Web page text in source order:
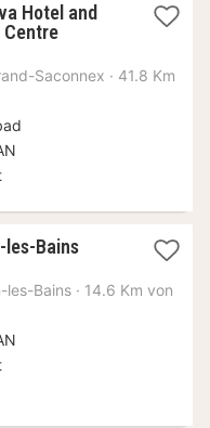
Hotel and
1
ab
Saconnex · 41.8 Km
les-Bains1
ab
les-Bains · 14.6 Km von